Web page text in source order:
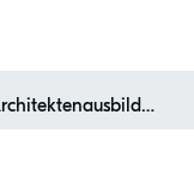
Von der Architektenausbildung zum Architekturstudium! Forschendes Lernen als architekturwissenschaftliches Integral in der Lehre